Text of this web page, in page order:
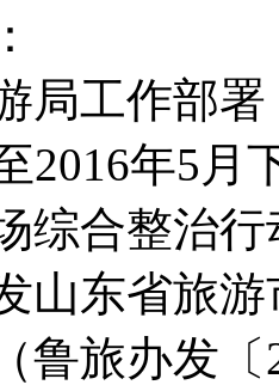
局工作部
2016年5月
综合整治
山东省旅
鲁旅办发〔